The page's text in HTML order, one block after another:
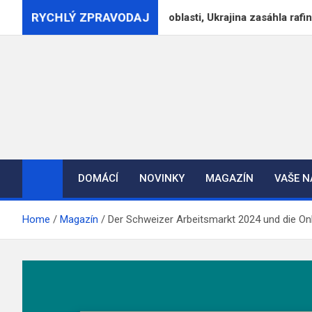
RYCHLÝ ZPRAVODAJ
útoků v Charkovské oblasti, Ukrajina zasáhla rafinerii v
DOMÁCÍ NOVINKY MAGAZÍN VAŠE
Home Magazín Der Schweizer Arbeitsmarkt 2024 und die